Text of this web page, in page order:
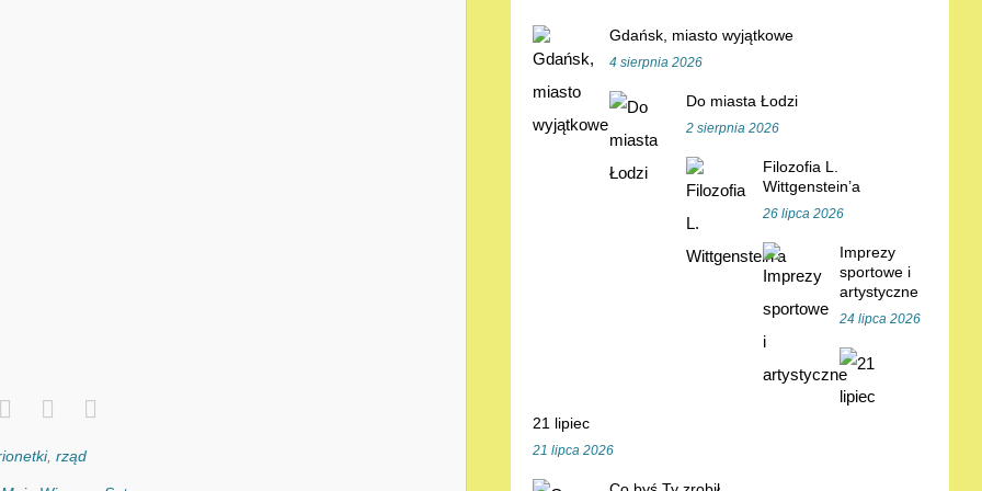
, rząd
Gdańsk, miasto wyjątkowe
4 sierpnia 2026
Do miasta Łodzi
2 sierpnia 2026
Filozofia L.
Wittgenstein’a
26 lipca 2026
Imprezy
sportowe i
artystyczne
24 lipca 2026
21 lipiec
21 lipca 2026